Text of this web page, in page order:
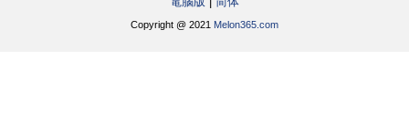
Copyright @ 2021 Melon365.com
©2021 甜瓜365 Melon365 Melon365.com